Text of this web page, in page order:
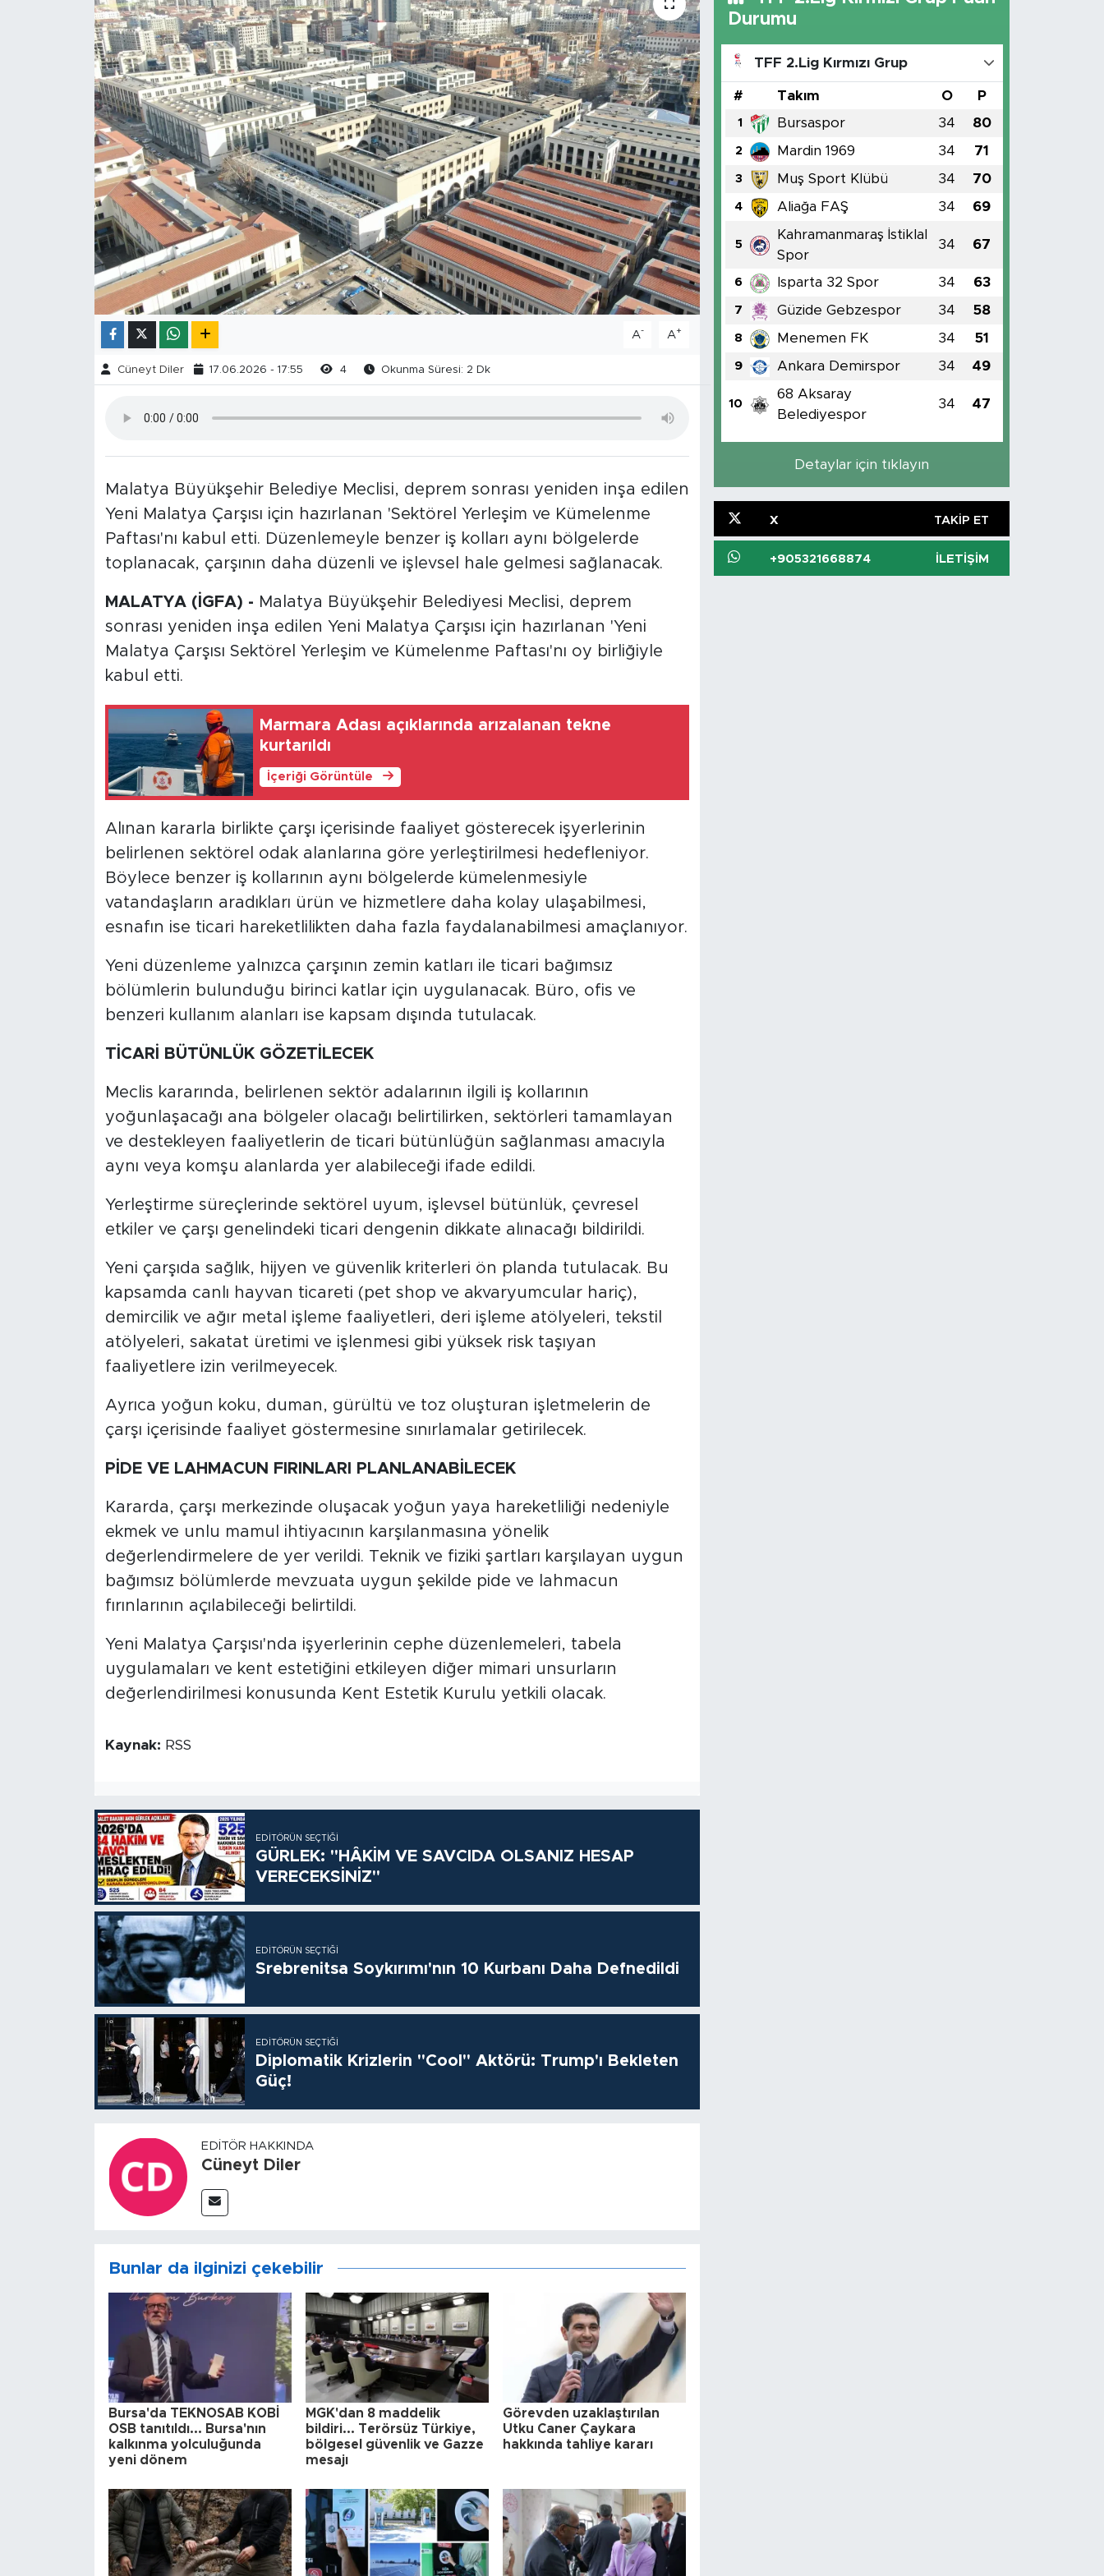
A- A+
Cüneyt Diler 17.06.2026 - 17:55 4 Okunma Süresi: 2 Dk
Malatya Büyükşehir Belediye Meclisi, deprem sonrası yeniden inşa edilen
Yeni Malatya Çarşısı için hazırlanan 'Sektörel Yerleşim ve Kümelenme
Paftası'nı kabul etti. Düzenlemeyle benzer iş kolları aynı bölgelerde
toplanacak, çarşının daha düzenli ve işlevsel hale gelmesi sağlanacak.
MALATYA (İGFA) - Malatya Büyükşehir Belediyesi Meclisi, deprem
sonrası yeniden inşa edilen Yeni Malatya Çarşısı için hazırlanan 'Yeni
Malatya Çarşısı Sektörel Yerleşim ve Kümelenme Paftası'nı oy birliğiyle
kabul etti.
Marmara Adası açıklarında arızalanan tekne
kurtarıldı
İçeriği Görüntüle
Alınan kararla birlikte çarşı içerisinde faaliyet gösterecek işyerlerinin
belirlenen sektörel odak alanlarına göre yerleştirilmesi hedefleniyor.
Böylece benzer iş kollarının aynı bölgelerde kümelenmesiyle
vatandaşların aradıkları ürün ve hizmetlere daha kolay ulaşabilmesi,
esnafın ise ticari hareketlilikten daha fazla faydalanabilmesi amaçlanıyor.
Yeni düzenleme yalnızca çarşının zemin katları ile ticari bağımsız
bölümlerin bulunduğu birinci katlar için uygulanacak. Büro, ofis ve
benzeri kullanım alanları ise kapsam dışında tutulacak.
TİCARİ BÜTÜNLÜK GÖZETİLECEK
Meclis kararında, belirlenen sektör adalarının ilgili iş kollarının
yoğunlaşacağı ana bölgeler olacağı belirtilirken, sektörleri tamamlayan
ve destekleyen faaliyetlerin de ticari bütünlüğün sağlanması amacıyla
aynı veya komşu alanlarda yer alabileceği ifade edildi.
Yerleştirme süreçlerinde sektörel uyum, işlevsel bütünlük, çevresel
etkiler ve çarşı genelindeki ticari dengenin dikkate alınacağı bildirildi.
Yeni çarşıda sağlık, hijyen ve güvenlik kriterleri ön planda tutulacak. Bu
kapsamda canlı hayvan ticareti (pet shop ve akvaryumcular hariç),
demircilik ve ağır metal işleme faaliyetleri, deri işleme atölyeleri, tekstil
atölyeleri, sakatat üretimi ve işlenmesi gibi yüksek risk taşıyan
faaliyetlere izin verilmeyecek.
Ayrıca yoğun koku, duman, gürültü ve toz oluşturan işletmelerin de
çarşı içerisinde faaliyet göstermesine sınırlamalar getirilecek.
PİDE VE LAHMACUN FIRINLARI PLANLANABİLECEK
Kararda, çarşı merkezinde oluşacak yoğun yaya hareketliliği nedeniyle
ekmek ve unlu mamul ihtiyacının karşılanmasına yönelik
değerlendirmelere de yer verildi. Teknik ve fiziki şartları karşılayan uygun
bağımsız bölümlerde mevzuata uygun şekilde pide ve lahmacun
fırınlarının açılabileceği belirtildi.
Yeni Malatya Çarşısı'nda işyerlerinin cephe düzenlemeleri, tabela
uygulamaları ve kent estetiğini etkileyen diğer mimari unsurların
değerlendirilmesi konusunda Kent Estetik Kurulu yetkili olacak.
Kaynak: RSS
EDITÖRÜN SEÇTIĞI
GÜRLEK: "HÂKİM VE SAVCIDA OLSANIZ HESAP
VERECEKSİNİZ"
EDITÖRÜN SEÇTIĞI
Srebrenitsa Soykırımı'nın 10 Kurbanı Daha Defnedildi
EDITÖRÜN SEÇTIĞI
Diplomatik Krizlerin "Cool" Aktörü: Trump'ı Bekleten
Güç!
EDITÖR HAKKINDA
Cüneyt Diler
Bunlar da ilginizi çekebilir
Bursa'da TEKNOSAB KOBİ
OSB tanıtıldı... Bursa'nın
kalkınma yolculuğunda
yeni dönem
MGK'dan 8 maddelik
bildiri... Terörsüz Türkiye,
bölgesel güvenlik ve Gazze
mesajı
Görevden uzaklaştırılan
Utku Caner Çaykara
hakkında tahliye kararı
Durumu
TFF 2.Lig Kırmızı Grup
# Takım O P
1 Bursaspor 34 80
2 Mardin 1969 34 71
3 Muş Sport Klübü 34 70
4 Aliağa FAŞ 34 69
5
Kahramanmaraş İstiklal
Spor
34 67
6 Isparta 32 Spor 34 63
7 Güzide Gebzespor 34 58
8 Menemen FK 34 51
9 Ankara Demirspor 34 49
10
68 Aksaray
Belediyespor
34 47
Detaylar için tıklayın
X TAKIP ET
+905321668874 İLETIŞIM